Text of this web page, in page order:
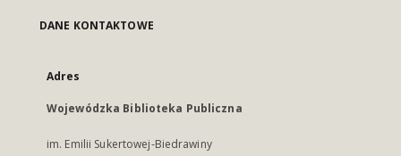
DANE KONTAKTOWE
Adres
Wojewódzka Biblioteka Publiczna
im. Emilii Sukertowej-Biedrawiny